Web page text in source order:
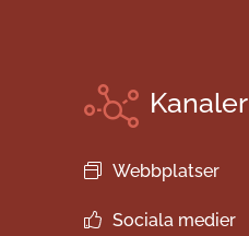
Kanaler
Webbplatser
Sociala medier